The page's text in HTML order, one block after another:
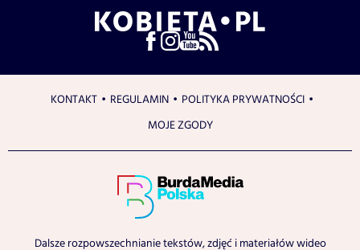
KONTAKT REGULAMIN
POLITYKA PRYWATNOŚCI
MOJE ZGODY
Dalsze rozpowszechnianie tekstów, zdjęć i materiałów wideo